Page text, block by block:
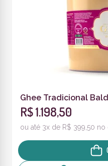
Ghee Tradicional
R$ 1.198,50
ou até 3x de R$ 399,50 no